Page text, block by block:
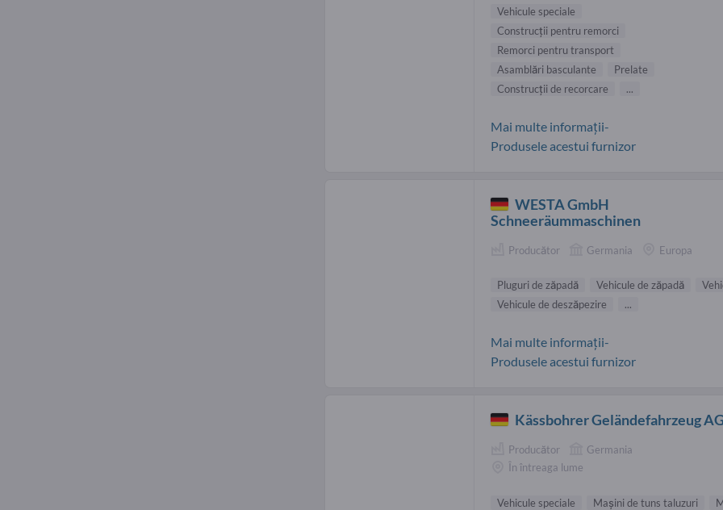
Vehicule speciale
Construcţii pentru remorci
Remorci pentru transport
Asamblări basculante
Prelate
Construcţii de recorcare
...
Mai multe informații-
Produsele acestui furnizor
WESTA GmbH
Schneeräummaschinen
Producător Germania Europa
Pluguri de zăpadă Vehicule de zăpadă
Vehicule de deszăpezire
...
Mai multe informații-
Produsele acestui furnizor
Kässbohrer Geländefahrzeug AG
Producător
Germania
În întreaga lume
Vehicule speciale Maşini de tuns taluzuri